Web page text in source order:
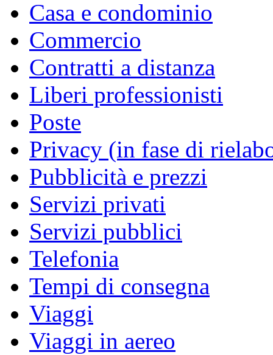
Casa e condominio
Commercio
Contratti a distanza
Liberi professionisti
Poste
Privacy (in fase di
Pubblicità e prezzi
Servizi privati
Servizi pubblici
Telefonia
Tempi di consegna
Viaggi
Viaggi in aereo